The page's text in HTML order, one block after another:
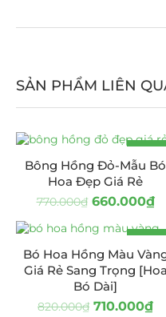
SẢN PHẨM LIÊN
-14%
Bông Hồng Đỏ-Mẫu Bó
Hoa Đẹp Giá Rẻ
770.000₫ 660.000₫
-13%
Bó Hoa Hồng Màu
Giá Rẻ Sang Trọng [Hoa
Bó Dài]
820.000₫ 710.000₫